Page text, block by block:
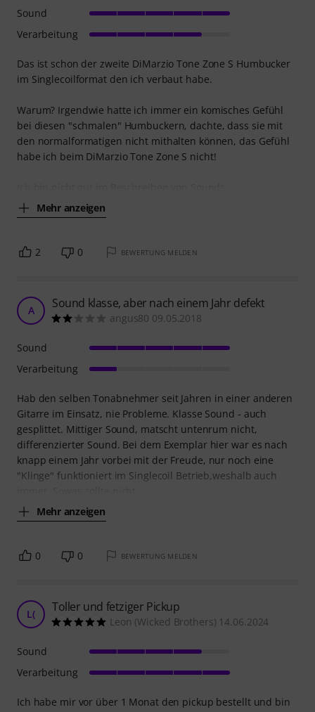
Das ist schon der zweite DiMarzio Tone Zone S Humbucker
im Singlecoilformat den ich verbaut habe.
Warum? Irgendwie hatte ich immer ein komisches Gefühl
bei diesen "schmalen" Humbuckern, dachte, dass sie mit
den normalformatigen nicht mithalten können, das Gefühl
habe ich beim DiMarzio Tone Zone S nicht!
Mehr anzeigen
Sound
Verarbeitung
2 0 BEWERTUNG MELDEN
A Sound klasse, aber nach einem Jahr defekt
angus80 09.05.2018
Hab den selben Tonabnehmer seit Jahren in einer anderen
Gitarre im Einsatz, nie Probleme. Klasse Sound - auch
gesplittet. Mittiger Sound, matscht untenrum nicht,
differenzierter Sound. Bei dem Exemplar hier war es nach
knapp einem Jahr vorbei mit der Freude, nur noch eine
"Klinge" funktioniert im Singlecoil Betrieb,weshalb auch
Mehr anzeigen
Sound
Verarbeitung
0 0 BEWERTUNG MELDEN
L( Toller und fetziger Pickup
Leon (Wicked Brothers) 14.06.2024
Ich habe mir vor über 1 Monat den pickup bestellt und bin
Sound
Verarbeitung